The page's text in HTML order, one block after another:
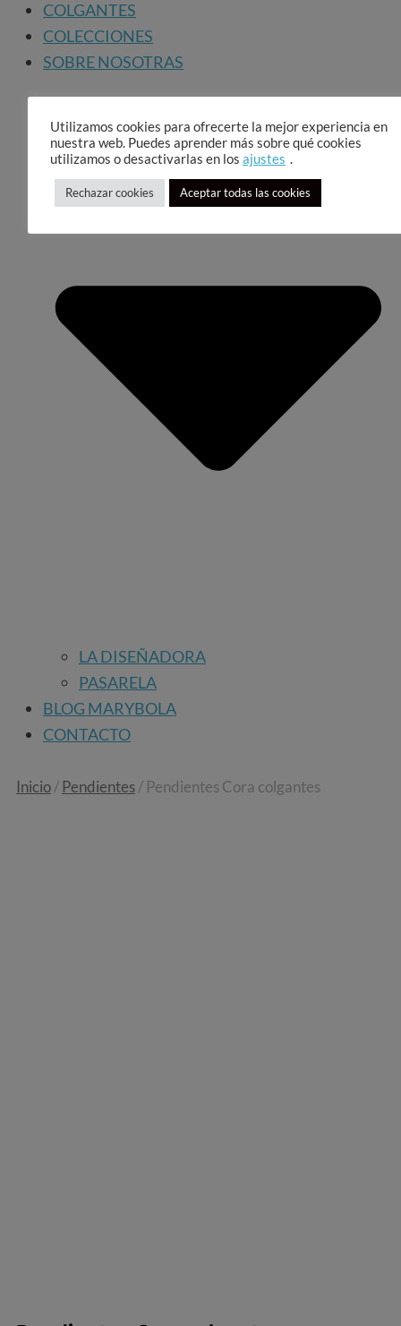
COLGANTES
COLECCIONES
SOBRE NOSOTRAS
LA DISEÑADORA
PASARELA
BLOG MARYBOLA
CONTACTO
Inicio/ Pendientes/ Pendientes Cora colgantes
Utilizamos cookies para ofrecerte la mejor experiencia en
nuestra web. Puedes aprender más sobre qué cookies
utilizamos o desactivarlas en los ajustes .
Rechazar cookies Aceptar todas las cookies